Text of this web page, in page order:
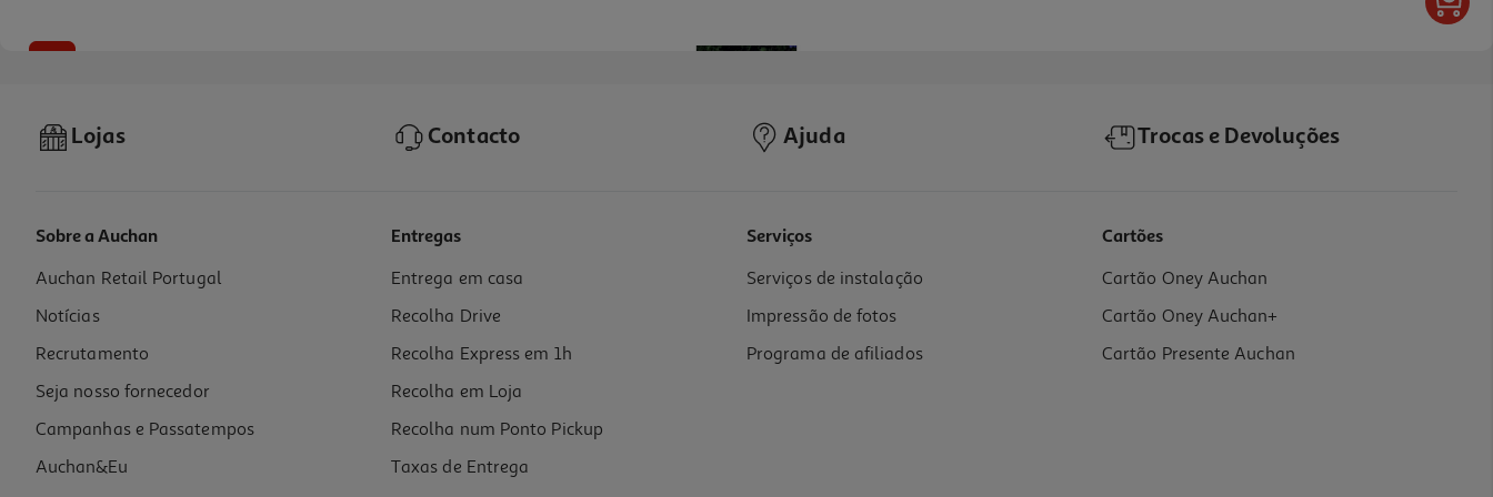
Livro Powerless De Lauren Roberts
13.99 €/un
13,99 €
Lojas Contacto Ajuda Trocas e Devoluções
Sobre a Auchan
Auchan Retail Portugal
Notícias
Recrutamento
Seja nosso fornecedor
Campanhas e Passatempos
Auchan&Eu
Entregas
Entrega em casa
Recolha Drive
Recolha Express em 1h
Recolha em Loja
Recolha num Ponto Pickup
Taxas de Entrega
Serviços
Serviços de instalação
Impressão de fotos
Programa de afiliados
Cartões
Cartão Oney Auchan
Cartão Oney Auchan+
Cartão Presente Auchan